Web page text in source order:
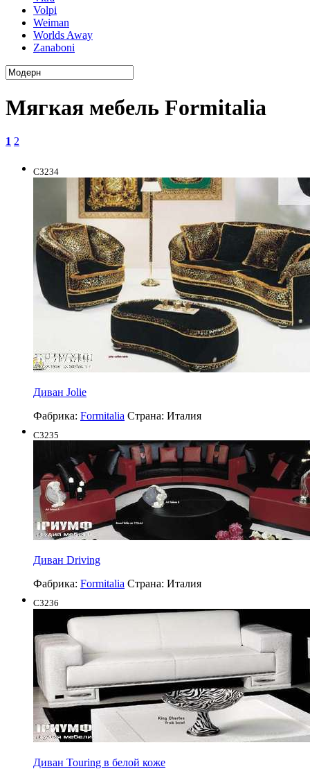
Volpi
Weiman
Worlds Away
Zanaboni
Мягкая мебель Formitalia
1 2
C3234
Диван Jolie
Фабрика: Formitalia Страна: Италия
C3235
Диван Driving
Фабрика: Formitalia Страна: Италия
C3236
Диван Touring в белой коже